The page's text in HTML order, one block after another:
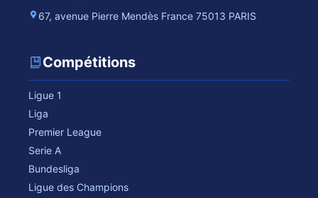
67, avenue Pierre Mendès France 75013 PARIS
Compétitions
Ligue 1
Liga
Premier League
Serie A
Bundesliga
Ligue des Champions